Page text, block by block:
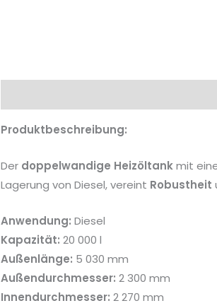
Produktbeschreibung:
Der doppelwandige Heizöltankmit
Lagerung von Diesel, vereint Robustheit
Anwendung: Diesel
Kapazität: 20 000 l
Außenlänge: 5 030 mm
Außendurchmesser: 2 300 mm
Innendurchmesser: 2 270 mm